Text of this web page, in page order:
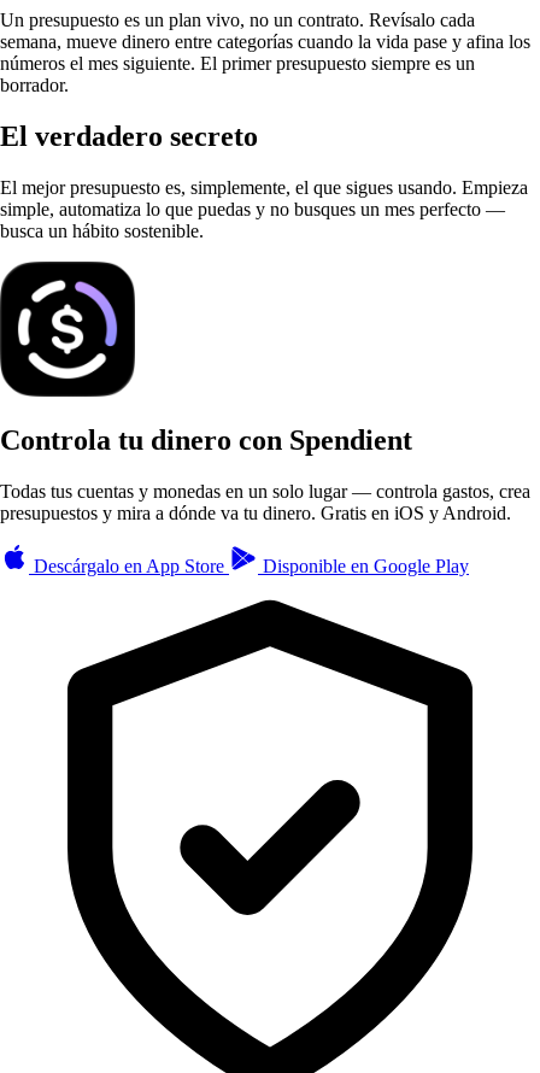
Un presupuesto es un plan vivo, no un contrato. Revísalo cada
semana, mueve dinero entre categorías cuando la vida pase y afina los
números el mes siguiente. El primer presupuesto siempre es un
borrador.
El verdadero secreto
El mejor presupuesto es, simplemente, el que sigues usando. Empieza
simple, automatiza lo que puedas y no busques un mes perfecto —
busca un hábito sostenible.
Controla tu dinero con Spendient
Todas tus cuentas y monedas en un solo lugar — controla gastos, crea
presupuestos y mira a dónde va tu dinero. Gratis en iOS y Android.
Descárgalo en App Store Disponible en Google Play